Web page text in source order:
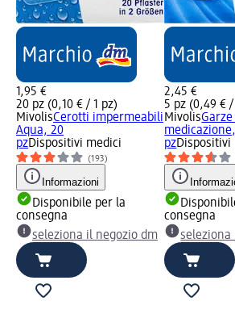
1,95 €
20 pz (0,10 € / 1 pz)
MivolisCerotti impermeabili
Aqua, 20
pzDispositivi medici
(193)
Informazioni
Disponibile per la
consegna
seleziona il negozio dm
2,45 €
5 pz (0,49 € /
Mivolis
pzDispositivi
consegna
seleziona